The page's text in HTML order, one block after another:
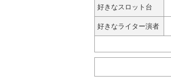
好きなスロット台
好きなライター演者